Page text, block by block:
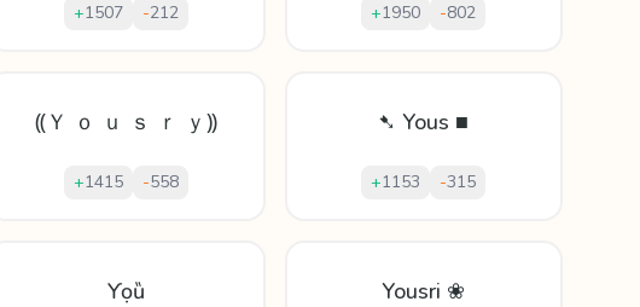
+1507 -212 +1950 -802
⸨Ｙ ｏ ｕ ｓ ｒ ｙ⸩
+1415 -558
➷ Yous ■
+1153 -315
Ƴọȕ Yousri ❀